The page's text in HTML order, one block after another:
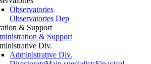
Observatories
Observatories Dep
& Support
& Support
Div.
Administrative Div.